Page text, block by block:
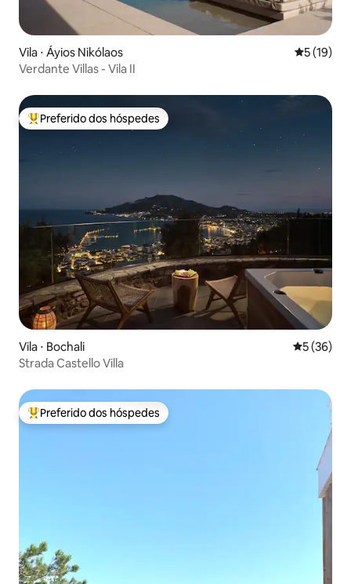
Vila ⋅ Áyios Nikólaos 5 de uma
5 (19)
Verdante Villas - Vila II
Entre os melhores preferidos dos hóspedes
Preferido dos hóspedes
Vila ⋅ Bochali 5 de uma
5 (36)
Strada Castello Villa
Entre os melhores preferidos dos hóspedes
Preferido dos hóspedes